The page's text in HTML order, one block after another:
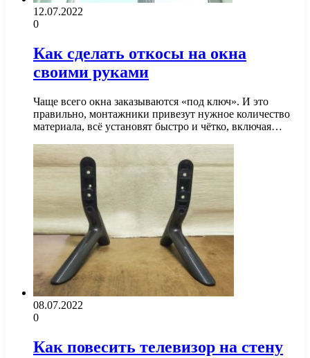
12.07.2022
0
Как сделать откосы на окна
своими руками
Чаще всего окна заказываются «под ключ». И это
правильно, монтажники привезут нужное количество
материала, всё установят быстро и чётко, включая…
08.07.2022
0
Как повесить телевизор на стену